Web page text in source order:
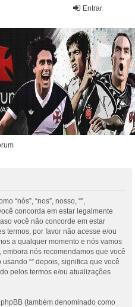
Entrar
“nós”, “nos”, nosso, “”,
concorda em estar legalmente
você não concorde em estar
termos, por favor não acesse e/ou
a qualquer momento e nós vamos
nós recomendamos que você
“” depois, significa que você
pelos termos e/ou atualizações
(também denominado como